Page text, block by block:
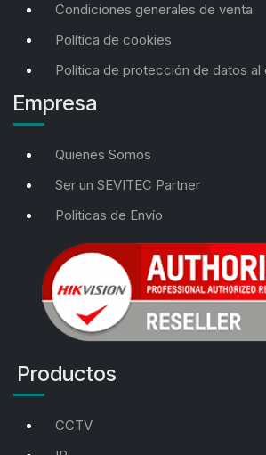
Condiciones generales de venta
Política de cookies
Política de protección de datos al
Empresa
Quienes Somos
Ser un SEVITEC Partner
Politicas de Envío
Productos
CCTV